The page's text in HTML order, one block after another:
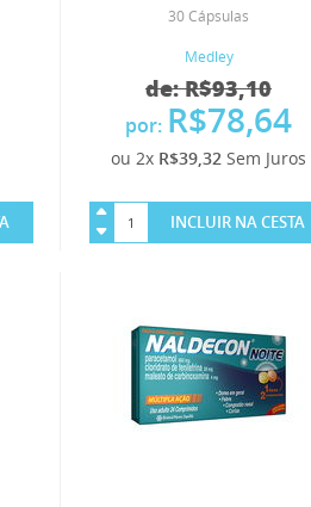
30 Cápsulas
Medley
de: R$93,10
por: R$78,64
ou 2x R$39,32 Sem Juros
INCLUIR NA CESTA